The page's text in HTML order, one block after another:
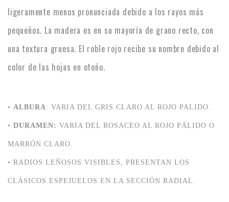
ligeramente menos pronunciada debido a los rayos más
pequeños. La madera es en su mayoría de grano recto, con
una textura gruesa. El roble rojo recibe su nombre debido al
color de las hojas en otoño.
• ALBURA: VARIA DEL GRIS CLARO AL ROJO PALIDO.
• DURAMEN: VARIA DEL ROSACEO AL ROJO PÁLIDO O
MARRÓN CLARO.
• RADIOS LEÑOSOS VISIBLES, PRESENTAN LOS
CLÁSICOS ESPEJUELOS EN LA SECCIÓN RADIAL.